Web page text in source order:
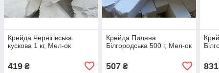
Крейда Чернігівська
кускова 1 кг, Мел-ок
419 ₴
Крейда Пиляна
Білгородська 500 г, Мел-ок
507₴ 831